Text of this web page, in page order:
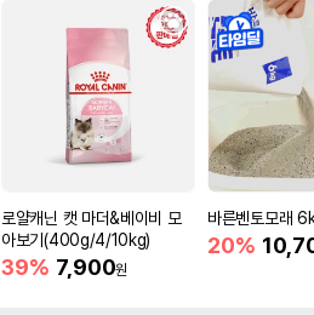
로얄캐닌 캣 마더&베이비 모
아보기(400g/4/10kg)
39% 7,900원
바른벤토모래
20%